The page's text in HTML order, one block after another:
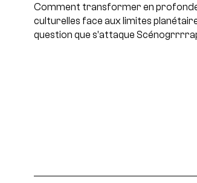
Comment transformer en
culturelles face aux limites
question que s’attaque